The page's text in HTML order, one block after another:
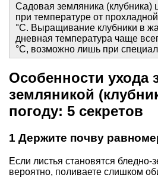
Садовая земляника (клубника)
при температуре от
°C. Выращивание клубники в
дневная температура чаще
°C, возможно лишь при
Особенности ухода
земляникой
погоду: 5 секретов
1 Держите почву
Если листья становятся
вероятно, поливаете слишком